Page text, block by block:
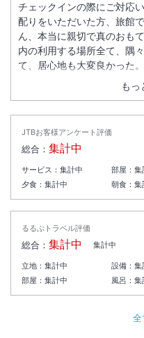
もっ
チェックインの際にご対応
配りをいただいた方、旅館
ん、本当に親切で真のおもて
内の利用する場所全て、隅
て、居心地も大変良かった。 心の底からまた利用したいと思え
JTBお客様アンケート評価
総合： 集計中
サービス： 集計中 部屋： 集
夕食： 集計中 朝食： 集
るるぶトラベル評価
総合： 集計中 集計中
立地： 集計中 設備： 集
部屋： 集計中 風呂： 集
全